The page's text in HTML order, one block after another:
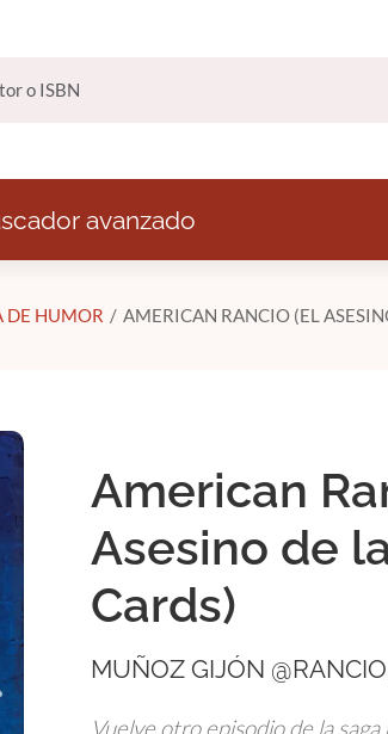
avanzado
DE HUMOR AMERICAN RANCIO (EL
American
Asesino de
Cards)
MUÑOZ GIJÓN
Vuelve otro episodio de la